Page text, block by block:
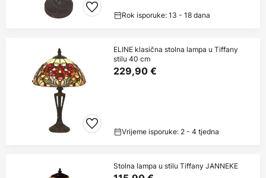
Rok isporuke: 13 - 18 dana
ELINE klasična stolna lampa u Tiffany
stilu 40 cm
229,90 €
Vrijeme isporuke: 2 - 4 tjedna
Stolna lampa u stilu Tiffany JANNEKE